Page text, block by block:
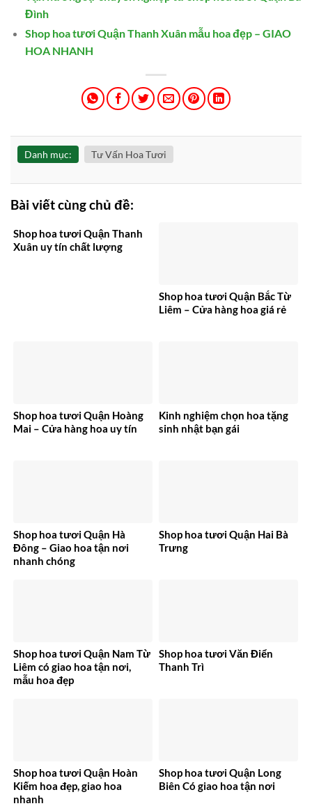
Đình
Shop hoa tươi Quận Thanh Xuân mẫu hoa đẹp – GIAO
HOA NHANH
Danh mục: Tư Vấn Hoa Tươi
Bài viết cùng chủ đề:
Shop hoa tươi Quận Thanh
Xuân uy tín chất lượng
Shop hoa tươi Quận Bắc Từ
Liêm – Cửa hàng hoa giá rẻ
Shop hoa tươi Quận Hoàng
Mai – Cửa hàng hoa uy tín
Kinh nghiệm chọn hoa tặng
sinh nhật bạn gái
Shop hoa tươi Quận Hà
Đông – Giao hoa tận nơi
nhanh chóng
Shop hoa tươi Quận Hai Bà
Trưng
Shop hoa tươi Quận Nam Từ
Liêm có giao hoa tận nơi,
mẫu hoa đẹp
Shop hoa tươi Văn Điển
Thanh Trì
Shop hoa tươi Quận Hoàn
Kiếm hoa đẹp, giao hoa
nhanh
Shop hoa tươi Quận Long
Biên Có giao hoa tận nơi